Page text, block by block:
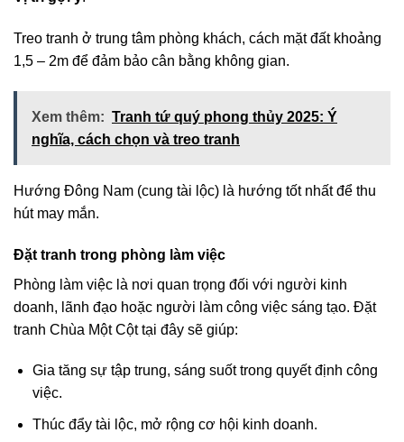
Treo tranh ở trung tâm phòng khách, cách mặt đất khoảng
1,5 – 2m để đảm bảo cân bằng không gian.
Xem thêm: Tranh tứ quý phong thủy 2025: Ý
nghĩa, cách chọn và treo tranh
Hướng Đông Nam (cung tài lộc) là hướng tốt nhất để thu
hút may mắn.
Đặt tranh trong phòng làm việc
Phòng làm việc là nơi quan trọng đối với người kinh
doanh, lãnh đạo hoặc người làm công việc sáng tạo. Đặt
tranh Chùa Một Cột tại đây sẽ giúp:
Gia tăng sự tập trung, sáng suốt trong quyết định công
việc.
Thúc đẩy tài lộc, mở rộng cơ hội kinh doanh.